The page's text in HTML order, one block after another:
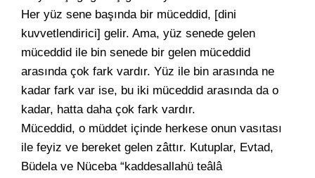
Her yüz sene başında bir müceddid, [dini
kuvvetlendirici] gelir. Ama, yüz senede gelen
müceddid ile bin senede bir gelen müceddid
arasında çok fark vardır. Yüz ile bin arasında ne
kadar fark var ise, bu iki müceddid arasında da o
kadar, hatta daha çok fark vardır.
Müceddid, o müddet içinde herkese onun vasıtası
ile feyiz ve bereket gelen zâttır. Kutuplar, Evtad,
Büdela ve Nüceba “kaddesallahü teâlâ